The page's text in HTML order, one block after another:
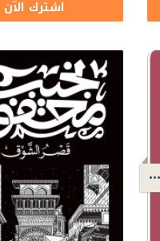
اشترك الآن